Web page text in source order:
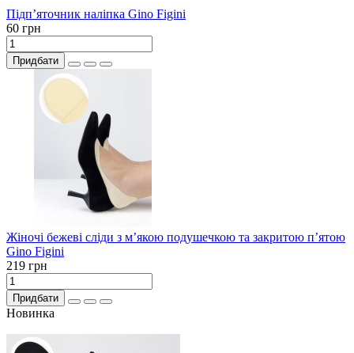
Підпʼяточник наліпка Gino Figini
60 грн
Придбати
Жіночі бежеві сліди з м’якою подушечкою та закритою п’ятою
Gino Figini
219 грн
Придбати
Новинка